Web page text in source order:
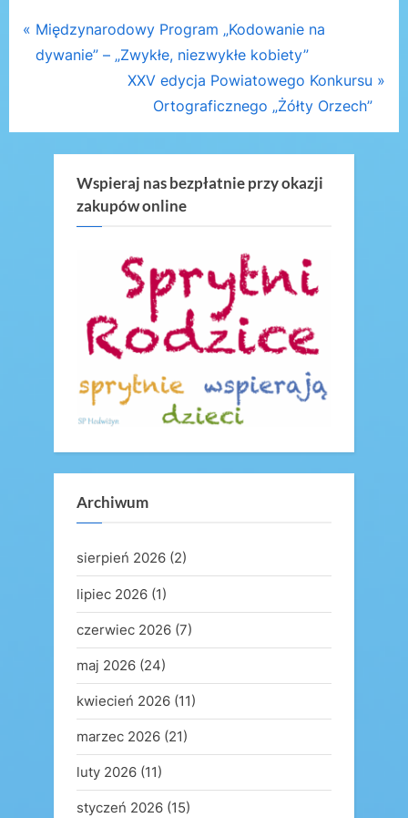
Nawigacja
wpisu
P
r
i
Międzynarodowy Program „Kodowanie na
dywanie” – „Zwykłe, niezwykłe kobiety”
N
x
t
P
o
t
:
XXV edycja Powiatowego Konkursu
Ortograficznego „Żółty Orzech”
Wspieraj nas bezpłatnie przy okazji
zakupów online
Archiwum
sierpień 2026 (2)
lipiec 2026 (1)
czerwiec 2026 (7)
maj 2026 (24)
kwiecień 2026 (11)
marzec 2026 (21)
luty 2026 (11)
styczeń 2026 (15)